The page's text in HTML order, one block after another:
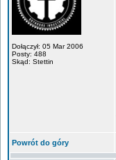
Dołączył: 05 Mar 2006
Posty: 488
Skąd: Stettin
Powrót do góry